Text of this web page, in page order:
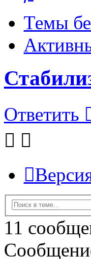
Темы
Ответить
11